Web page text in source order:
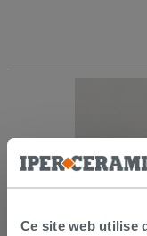
Ce site web utilise